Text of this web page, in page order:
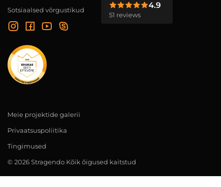
Sotsiaalsed võrgustikud 4.9
51 reviews
Meie projektide galerii
Privaatsuspoliitika
Tingimused
© 2026 Stragendo Kõik õigused kaitstud